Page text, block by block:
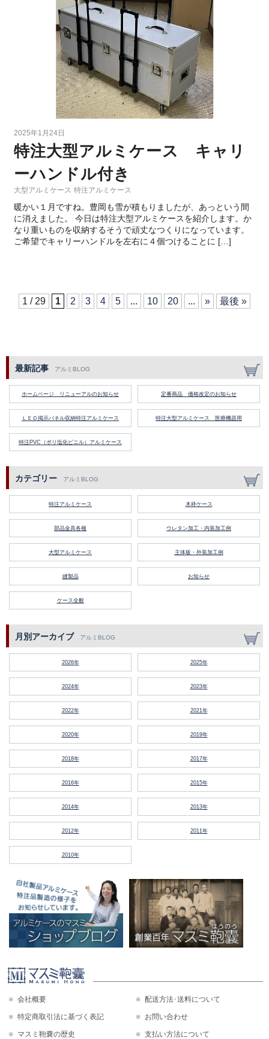
2025年1月24日
特注大型アルミケース キャリ
ーハンドル付き
大型アルミケース 特注アルミケース
暖かい１月ですね。豊岡も雪が積もりましたが、あっという間
に消えました。 今日は特注大型アルミケースを紹介します。か
なり重いものを収納するそうで頑丈なつくりになっています。
ご希望でキャリーハンドルを左右に４個つけることに […]
1 / 29 1 2 3 4 5 ... 10 20 ... » 最後 »
最新記事 アルミBLOG
ホームページ リニューアルのお知らせ 定番商品 価格改定のお知らせ
ＬＥＤ掲示パネル収納特注アルミケース 特注大型アルミケース 医療機器用
特注PVC（ポリ塩化ビニル）アルミケース
カテゴリー アルミBLOG
特注アルミケース 木枠ケース
部品金具各種 ウレタン加工・内装加工例
大型アルミケース 主体板・外装加工例
縫製品 お知らせ
ケース全般
月別アーカイブ アルミBLOG
2026年 2025年
2024年 2023年
2022年 2021年
2020年 2019年
2018年 2017年
2016年 2015年
2014年 2013年
2012年 2011年
2010年
会社概要 配送方法･送料について
特定商取引法に基づく表記 お問い合わせ
マスミ鞄嚢の歴史 支払い方法について